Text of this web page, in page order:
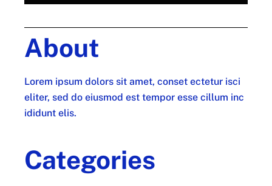
About
Lorem ipsum dolors sit amet, conset ectetur isci
eliter, sed do eiusmod est tempor esse cillum inc
ididunt elis.
Categories